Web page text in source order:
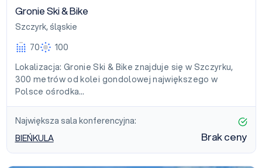
Gronie Ski & Bike
Szczyrk, śląskie
70
100
Lokalizacja: Gronie Ski & Bike znajduje się w Szczyrku,
300 metrów od kolei gondolowej największego w
Polsce ośrodka…
Największa sala konferencyjna:
BIEŃKULA
Brak ceny